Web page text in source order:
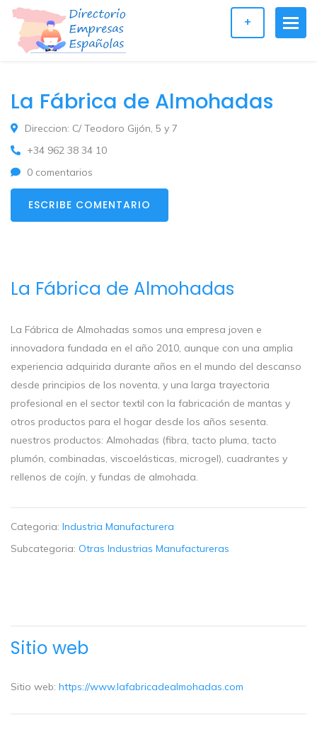
+
La Fábrica de Almohadas
Direccion: C/ Teodoro Gijón, 5 y 7
+34 962 38 34 10
0 comentarios
ESCRIBE COMENTARIO
La Fábrica de Almohadas
La Fábrica de Almohadas somos una empresa joven e
innovadora fundada en el año 2010, aunque con una amplia
experiencia adquirida durante años en el mundo del descanso
desde principios de los noventa, y una larga trayectoria
profesional en el sector textil con la fabricación de mantas y
otros productos para el hogar desde los años sesenta.
nuestros productos: Almohadas (fibra, tacto pluma, tacto
plumón, combinadas, viscoelásticas, microgel), cuadrantes y
rellenos de cojín, y fundas de almohada.
Categoria: Industria Manufacturera
Subcategoria: Otras Industrias Manufactureras
Sitio web
Sitio web: https://www.lafabricadealmohadas.com